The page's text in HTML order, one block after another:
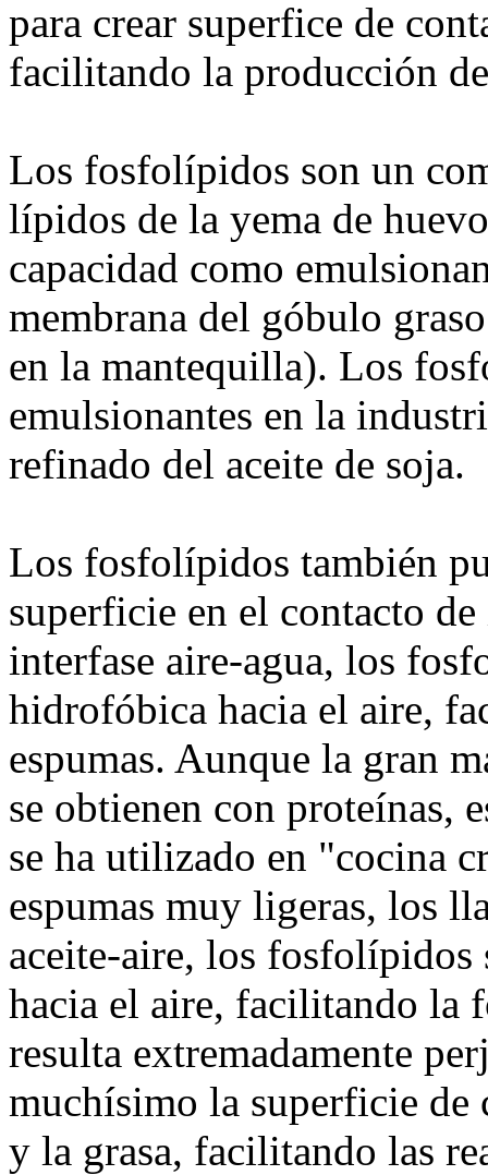
para crear superfice de
facilitando la producción
Los fosfolípidos son un
lípidos de la yema de
capacidad como
membrana del góbulo
en la mantequilla). Los
emulsionantes en la
refinado del aceite de soja.
Los fosfolípidos también
superficie en el contacto
interfase aire-agua, los
hidrofóbica hacia el aire,
espumas. Aunque la gran
se obtienen con proteínas,
se ha utilizado en "cocina
espumas muy ligeras, los
aceite-aire, los
hacia el aire, facilitando la
resulta extremadamente
muchísimo la superficie de
y la grasa, facilitando las